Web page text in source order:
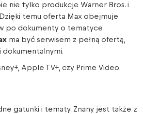
nie tylko produkcje Warner Bros. i
temu oferta Max obejmuje
po dokumenty o tematyce
ma być serwisem z pełną ofertą,
dokumentalnymi.
Apple TV+, czy Prime Video.
gatunki i tematy. Znany jest także z